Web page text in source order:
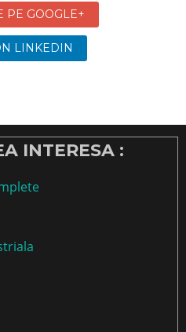
PE GOOGLE+
LINKEDIN
INTERESA :